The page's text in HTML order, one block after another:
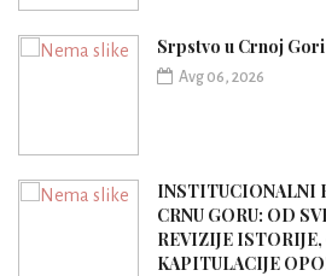
Srpstvo u Crnoj Gori
Avg 06, 2026
INSTITUCIONALNI
CRNU GORU: OD
REVIZIJE ISTORIJE,
KAPITULACIJE